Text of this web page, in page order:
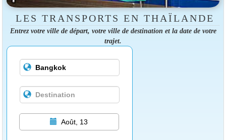
LES TRANSPORTS EN THAÏLANDE
Entrez votre ville de départ, votre ville de destination et la date de votre
trajet.
Août, 13